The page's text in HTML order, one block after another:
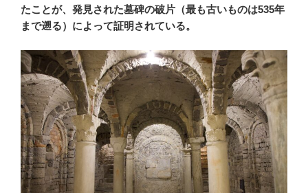
たことが、発見された墓碑の破片（最も古いものは535年
まで遡る）によって証明されている。